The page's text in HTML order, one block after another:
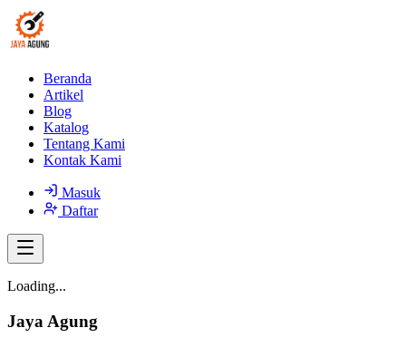
Beranda
Artikel
Blog
Katalog
Tentang Kami
Kontak Kami
Masuk
Daftar
Loading...
Jaya Agung